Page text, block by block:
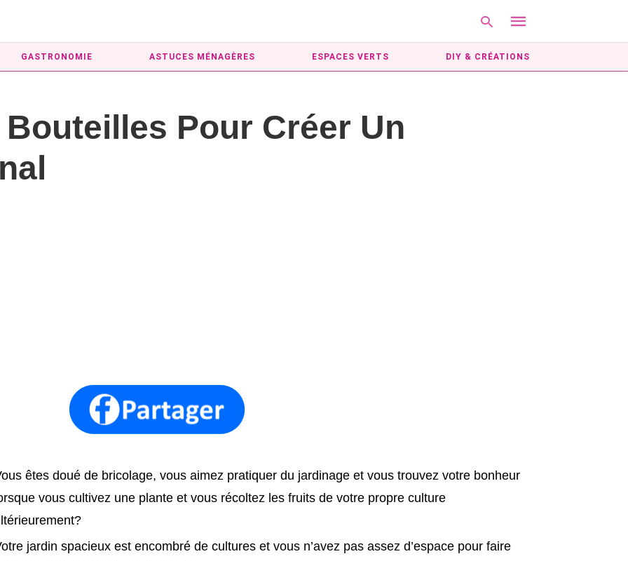
GASTRONOMIE ASTUCES MÉNAGÈRES ESPACES VERTS DIY & CRÉATIONS
Pour Créer Un
êtes doué de bricolage, vous aimez pratiquer du jardinage et vous trouvez votre bonheur
vous cultivez une plante et vous récoltez les fruits de votre propre culture
jardin spacieux est encombré de cultures et vous n’avez pas assez d’espace pour faire